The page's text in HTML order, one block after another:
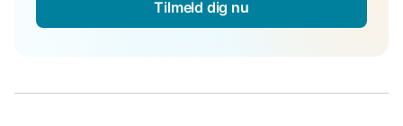
Tilmeld dig nu